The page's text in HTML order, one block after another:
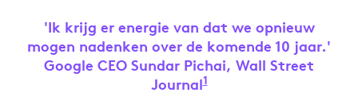
'Ik krijg er energie van dat we opnieuw
mogen nadenken over de komende 10 jaar.'
Google CEO Sundar Pichai, Wall Street
Journal1'Google CEO